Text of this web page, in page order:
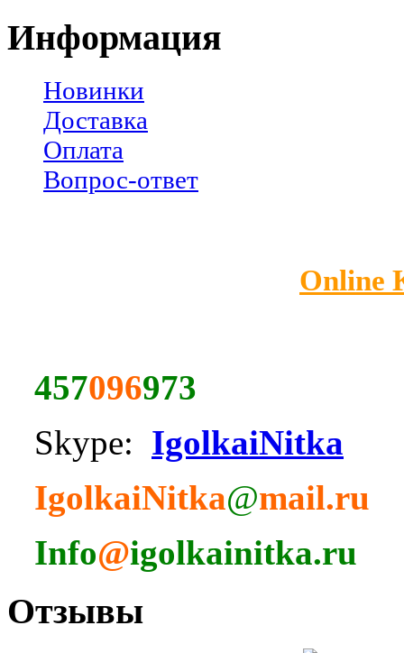
Информация
Новинки
Доставка
Оплата
Вопрос-ответ
Online
457096973
Skype: IgolkaiNitka
IgolkaiNitka@mail.ru
Info@igolkainitka.ru
Отзывы